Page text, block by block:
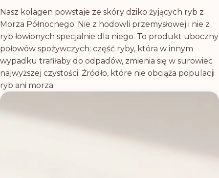
Nasz kolagen powstaje ze skóry dziko żyjących ryb z
Morza Północnego. Nie z hodowli przemysłowej i nie z
ryb łowionych specjalnie dla niego. To produkt uboczny
połowów spożywczych: część ryby, która w innym
wypadku trafiłaby do odpadów, zmienia się w surowiec
najwyższej czystości. Źródło, które nie obciąża populacji
ryb ani morza.